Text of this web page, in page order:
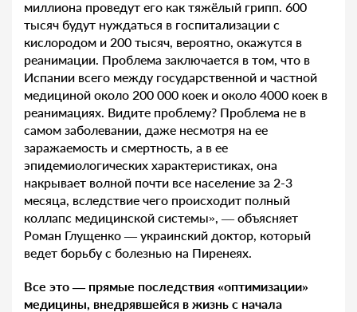
миллиона проведут его как тяжёлый грипп. 600
тысяч будут нуждаться в госпитализации с
кислородом и 200 тысяч, вероятно, окажутся в
реанимации. Проблема заключается в том, что в
Испании всего между государственной и частной
медициной около 200 000 коек и около 4000 коек в
реанимациях. Видите проблему? Проблема не в
самом заболевании, даже несмотря на ее
заражаемость и смертность, а в ее
эпидемиологических характеристиках, она
накрывает волной почти все население за 2-3
месяца, вследствие чего происходит полный
коллапс медицинской системы», — объясняет
Роман Глущенко — украинский доктор, который
ведет борьбу с болезнью на Пиренеях.
Все это — прямые последствия «оптимизации»
медицины, внедрявшейся в жизнь с начала